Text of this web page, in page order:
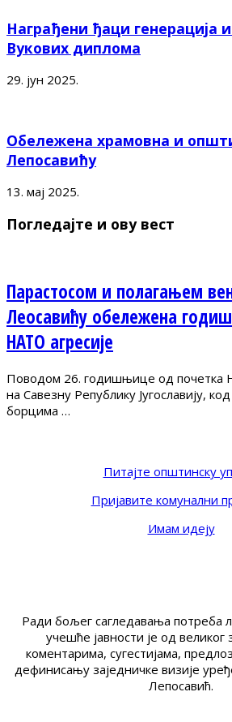
Награђени ђаци генерација
Вукових диплома
29. јун 2025.
Обележена храмовна и
Лепосавићу
13. мај 2025.
Погледајте и ову вест
Парастосом и полагањем
Леосавићу обележена
НАТО агресије
Поводом 26. годишњице од почетка
на Савезну Републику Југославију,
борцима …
Питајте општинску
Пријавите комунални
Имам идеју
Ради бољег сагледавања потреба
учешће јавности је од великог
коментарима, сугестијама,
дефинисању заједничке визије
Лепосавић.